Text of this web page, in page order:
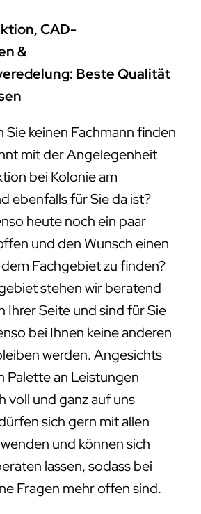
CAD-
&
Beste Qualität
Sie keinen Fachmann finden
mit der Angelegenheit
bei Kolonie am
ebenfalls für Sie da ist?
heute noch ein paar
und den Wunsch einen
Fachgebiet zu finden?
stehen wir beratend
Ihrer Seite und sind für Sie
bei Ihnen keine anderen
werden. Angesichts
Palette an Leistungen
voll und ganz auf uns
sich gern mit allen
und können sich
lassen, sodass bei
Fragen mehr offen sind.